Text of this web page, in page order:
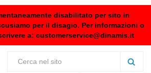
disabilitato per sito in
per il disagio. Per informazioni o
a: customerservice@dinamis.it